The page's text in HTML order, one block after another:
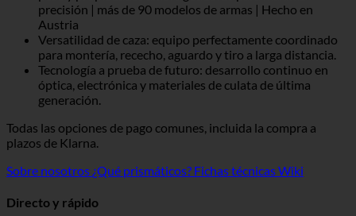
precisión | más de 90 modelos de armas | Hecho en
Austria
Versatilidad de caza: equipo perfectamente coordinado
para montería, rececho, aguardo y tiro a larga distancia.
Tecnología a prueba de futuro: desarrollo continuo en
óptica, electrónica y materiales de culata de última
generación.
Todas las opciones de pago comunes, incluida la compra a
plazos de Klarna.
Sobre nosotros ¿Qué prismáticos? Fichas técnicas Wiki
Directo y rápido